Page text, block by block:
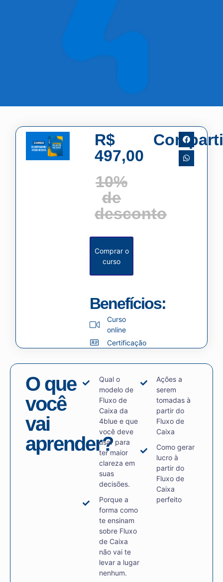
O que
você
vai
aprender?
Qual o
modelo de
Fluxo de
Caixa da
4blue e que
você deve
usar para
ter maior
clareza em
suas
decisões.
Porque a
forma como
te ensinam
sobre Fluxo
de Caixa
não vai te
levar a lugar
nenhum.
Ações a
serem
tomadas à
partir do
Fluxo de
Caixa
Como gerar
lucro à
partir do
Fluxo de
Caixa
perfeito
R$
497,00
10%
de
desconto
Comprar o
curso
Benefícios:
Curso
online
Certificação